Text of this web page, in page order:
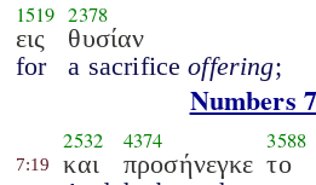
1519
εις
for
2378
θυσίαν
a sacrificeoffering;
Numbers
7:19
2532
και
4374
προσήνεγκε
3588
το